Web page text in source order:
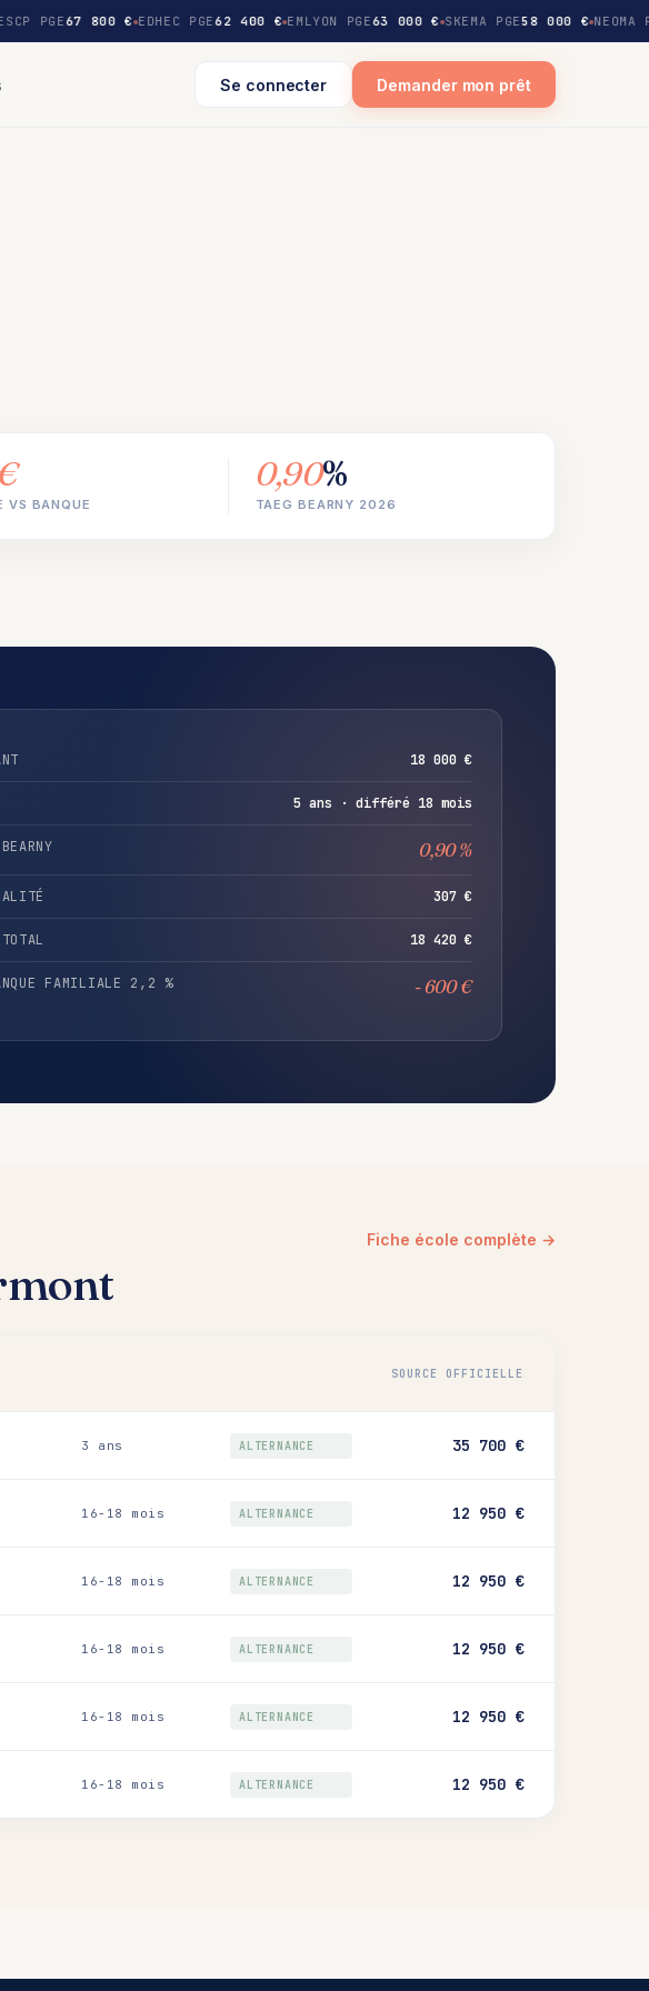
PGE67 800 € EDHEC PGE62 400 € EMLYON PGE63 000 € SKEMA PGE58 000 € NEOMA
Se connecter Demander mon prêt
VS BANQUE
0,90%
TAEG BEARNY 2026
18 000 €
5 ans · différé 18 mois
0,90 %
307 €
18 420 €
FAMILIALE 2,2 % - 600 €
Fiche école complète →
SOURCE OFFICIELLE
3 ans ALTERNANCE 35 700 €
16-18 mois ALTERNANCE 12 950 €
16-18 mois ALTERNANCE 12 950 €
16-18 mois ALTERNANCE 12 950 €
16-18 mois ALTERNANCE 12 950 €
16-18 mois ALTERNANCE 12 950 €